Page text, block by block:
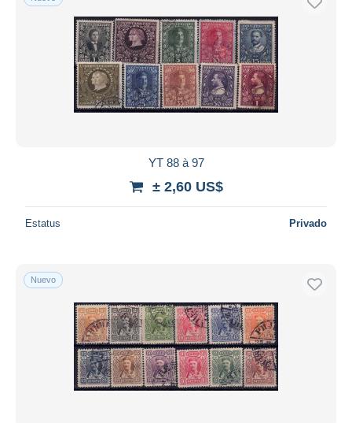
YT 88 à 97
± 2,60 US$
Estatus Privado
Nuevo